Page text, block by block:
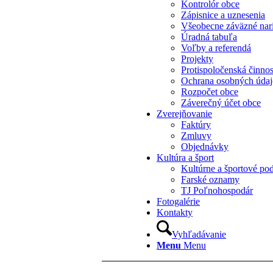
Kontrolór obce
Zápisnice a uznesenia
Všeobecne záväzné
Úradná tabuľa
Voľby a referendá
Projekty
Protispoločenská
Ochrana osobných
Rozpočet obce
Záverečný účet obce
Zverejňovanie
Faktúry
Zmluvy
Objednávky
Kultúra a šport
Kultúrne a športové
Farské oznamy
TJ Poľnohospodár
Fotogalérie
Kontakty
Vyhľadávanie
Menu Menu